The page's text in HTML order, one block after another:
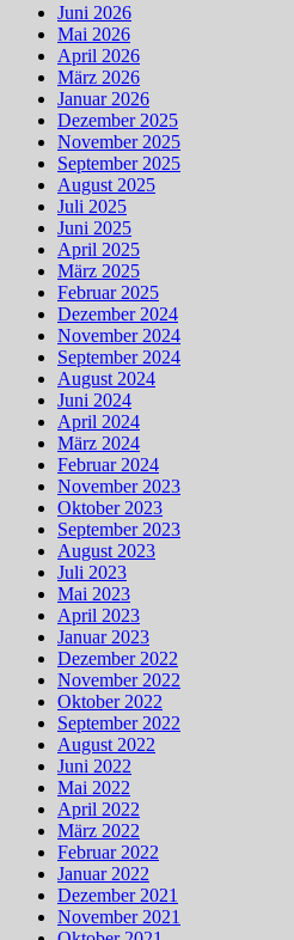
Juni 2026
Mai 2026
April 2026
März 2026
Januar 2026
Dezember 2025
November 2025
September 2025
August 2025
Juli 2025
Juni 2025
April 2025
März 2025
Februar 2025
Dezember 2024
November 2024
September 2024
August 2024
Juni 2024
April 2024
März 2024
Februar 2024
November 2023
Oktober 2023
September 2023
August 2023
Juli 2023
Mai 2023
April 2023
Januar 2023
Dezember 2022
November 2022
Oktober 2022
September 2022
August 2022
Juni 2022
Mai 2022
April 2022
März 2022
Februar 2022
Januar 2022
Dezember 2021
November 2021